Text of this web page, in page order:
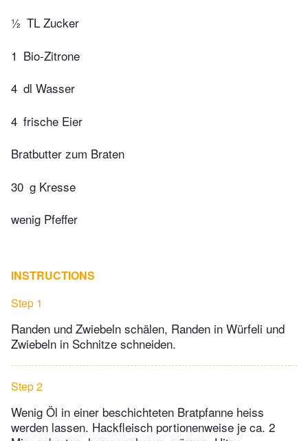
½ TL Zucker
1 Bio-Zitrone
4 dl Wasser
4 frische Eier
Bratbutter zum Braten
30 g Kresse
wenig Pfeffer
INSTRUCTIONS
Step 1
Randen und Zwiebeln schälen, Randen in Würfeli und
Zwiebeln in Schnitze schneiden.
Step 2
Wenig Öl in einer beschichteten Bratpfanne heiss
werden lassen. Hackfleisch portionenweise je ca. 2